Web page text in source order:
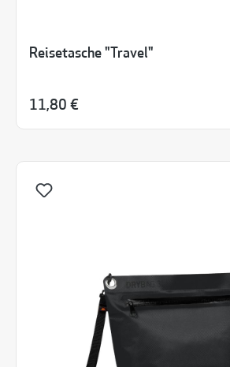
Reisetasche "Travel"
11,80 €